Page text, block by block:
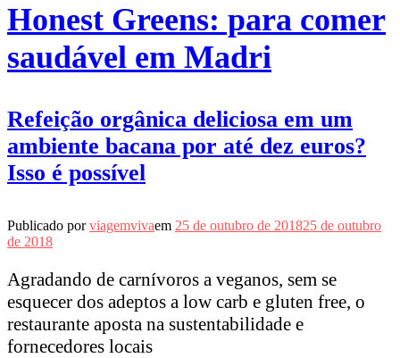
Honest Greens: para comer
saudável em Madri
Refeição orgânica deliciosa em um
ambiente bacana por até dez euros?
Isso é possível
Publicado porviagemvivaem 25 de outubro de 201825 de outubro
de 2018
Agradando de carnívoros a veganos, sem se
esquecer dos adeptos a low carb e gluten free, o
restaurante aposta na sustentabilidade e
fornecedores locais